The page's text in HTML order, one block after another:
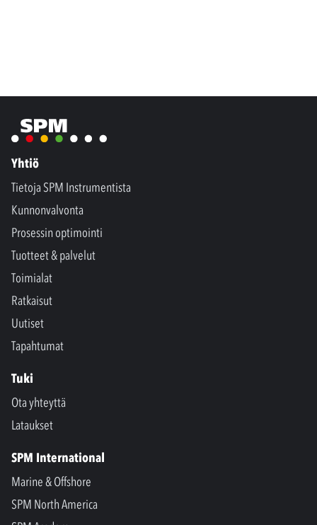
Yhtiö
Tietoja SPM Instrumentista
Kunnonvalvonta
Prosessin optimointi
Tuotteet & palvelut
Toimialat
Ratkaisut
Uutiset
Tapahtumat
Tuki
Ota yhteyttä
Lataukset
SPM International
Marine & Offshore
SPM North America